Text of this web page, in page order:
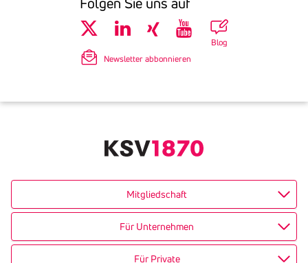
Blog
Newsletter abbonnieren
Mitgliedschaft
Für Unternehmen
Für Private